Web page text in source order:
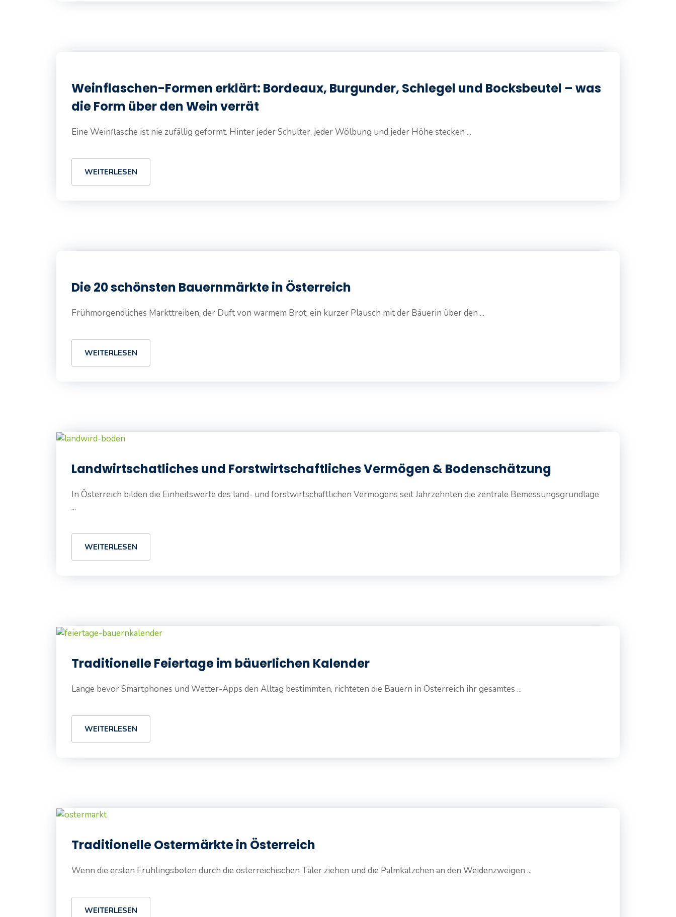
Weinflaschen-Formen erklärt: Bordeaux, Burgunder, Schlegel und Bocksbeutel – was
die Form über den Wein verrät
Eine Weinflasche ist nie zufällig geformt. Hinter jeder Schulter, jeder Wölbung und jeder Höhe stecken ...
WEITERLESEN
Die 20 schönsten Bauernmärkte in Österreich
Frühmorgendliches Markttreiben, der Duft von warmem Brot, ein kurzer Plausch mit der Bäuerin über den ...
WEITERLESEN
Landwirtschatliches und Forstwirtschaftliches Vermögen & Bodenschätzung
In Österreich bilden die Einheitswerte des land- und forstwirtschaftlichen Vermögens seit Jahrzehnten die zentrale Bemessungsgrundlage
...
WEITERLESEN
Traditionelle Feiertage im bäuerlichen Kalender
Lange bevor Smartphones und Wetter-Apps den Alltag bestimmten, richteten die Bauern in Österreich ihr gesamtes ...
WEITERLESEN
Traditionelle Ostermärkte in Österreich
Wenn die ersten Frühlingsboten durch die österreichischen Täler ziehen und die Palmkätzchen an den Weidenzweigen ...
WEITERLESEN